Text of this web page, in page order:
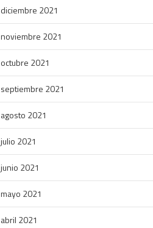
diciembre 2021
noviembre 2021
octubre 2021
septiembre 2021
agosto 2021
julio 2021
junio 2021
mayo 2021
abril 2021